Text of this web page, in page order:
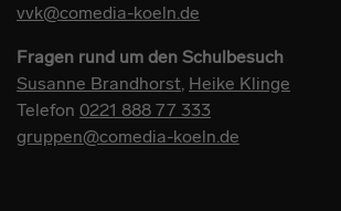
vvk@comedia-koeln.de
Fragen rund um den Schulbesuch
Susanne Brandhorst Heike Klinge
Telefon 0221 888 77 333
gruppen@comedia-koeln.de